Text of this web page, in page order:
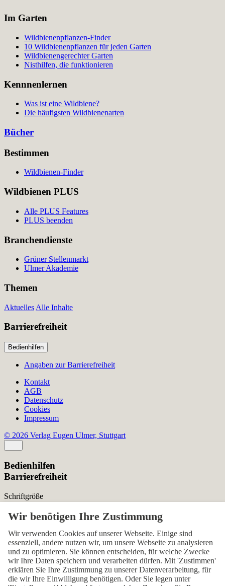
Im Garten
Wildbienenpflanzen-Finder
10 Wildbienenpflanzen für jeden Garten
Wildbienengerechter Garten
Nisthilfen, die funktionieren
Kennnenlernen
Was ist eine Wildbiene?
Die häufigsten Wildbienenarten
Bücher
Bestimmen
Wildbienen-Finder
Wildbienen PLUS
Alle PLUS Features
PLUS beenden
Branchendienste
Grüner Stellenmarkt
Ulmer Akademie
Themen
Aktuelles Alle Inhalte
Barrierefreiheit
Bedienhilfen
Angaben zur Barrierefreiheit
Kontakt
AGB
Datenschutz
Cookies
Impressum
© 2026 Verlag Eugen Ulmer, Stuttgart
Bedienhilfen
Barrierefreiheit
Schriftgröße
Normal Zurücksetzen
Kontrast
Normal Hoch Normal
Menü sichtbar
Wir verwenden Cookies auf unserer Webseite. Einige sind
essenziell, andere nutzen wir, um unsere Webseite zu analysieren
und zu optimieren. Sie können entscheiden, für welche Zwecke
wir Ihre Daten speichern und verarbeiten dürfen. Mit 'Zustimmen'
erklären Sie Ihre Zustimmung zu unserer Datenverarbeitung, für
die wir Ihre Einwilligung benötigen. Oder Sie legen unter